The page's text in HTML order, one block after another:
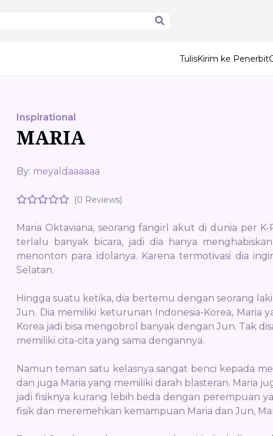
TulisKirim ke Penerbit
Inspirational
MARIA
By: meyaldaaaaaa
(0 Reviews)
Maria Oktaviana, seorang fangirl akut di dunia per
terlalu banyak bicara, jadi dia hanya
menonton para idolanya. Karena termotivasi dia
Selatan.
Hingga suatu ketika, dia bertemu dengan seorang
Jun. Dia memiliki keturunan Indonesia-Korea,
Korea jadi bisa mengobrol banyak dengan Jun. Tak
memiliki cita-cita yang sama dengannya.
Namun teman satu kelasnya sangat benci kepada
dan juga Maria yang memiliki darah blasteran. Maria
jadi fisiknya kurang lebih beda dengan perempuan
fisik dan meremehkan kemampuan Maria dan Jun,